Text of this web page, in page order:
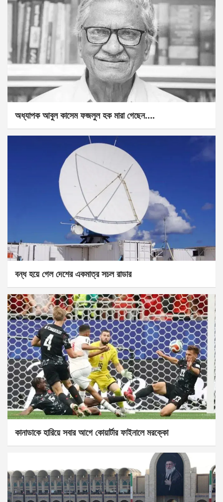
অধ্যাপক আবুল কাসেম ফজলুল হক মারা গেছেন….
বন্ধ হয়ে গেল দেশের একমাত্র সচল রাডার
কানাডাকে হারিয়ে সবার আগে কোয়ার্টার ফাইনালে মরক্কো